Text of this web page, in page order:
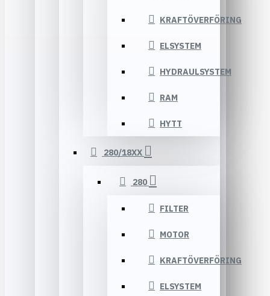
KRAFTÖVERFÖRING
ELSYSTEM
HYDRAULSYSTEM
RAM
HYTT
280/18XX
280
FILTER
MOTOR
KRAFTÖVERFÖRING
ELSYSTEM